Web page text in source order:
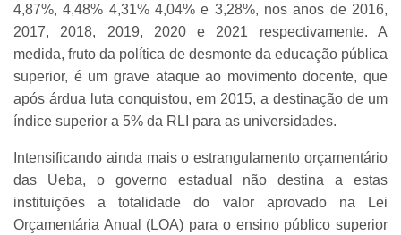
4,87%, 4,48% 4,31% 4,04% e 3,28%, nos anos de 2016,
2017, 2018, 2019, 2020 e 2021 respectivamente. A
medida, fruto da política de desmonte da educação pública
superior, é um grave ataque ao movimento docente, que
após árdua luta conquistou, em 2015, a destinação de um
índice superior a 5% da RLI para as universidades.
Intensificando ainda mais o estrangulamento orçamentário
das Ueba, o governo estadual não destina a estas
instituições a totalidade do valor aprovado na Lei
Orçamentária Anual (LOA) para o ensino público superior